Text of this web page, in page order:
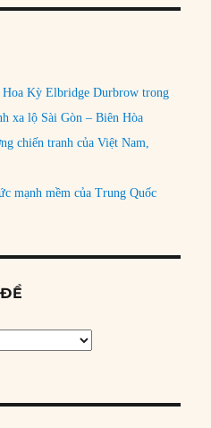
Kỳ Elbridge Durbrow trong
xa lộ Sài Gòn – Biên Hòa
chiến tranh của Việt Nam,
mạnh mềm của Trung Quốc